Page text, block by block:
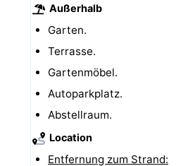
Außerhalb
Garten.
Terrasse.
Gartenmöbel.
Autoparkplatz.
Abstellraum.
Location
Entfernung zum Strand: